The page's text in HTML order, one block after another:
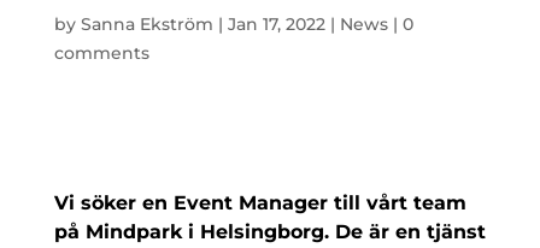
by Sanna Ekström | Jan 17, 2022| News| 0
comments
Vi söker en Event Manager till vårt team
på Mindpark i Helsingborg. De är en tjänst